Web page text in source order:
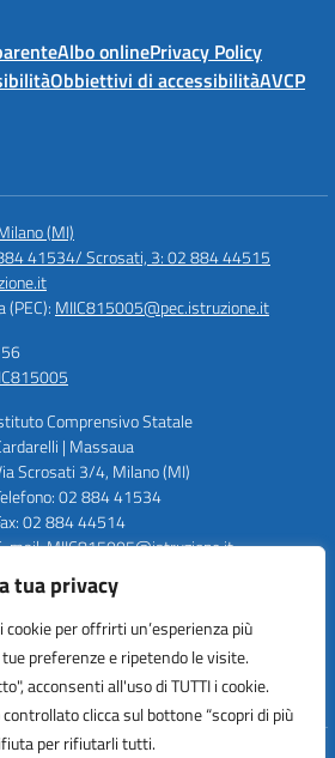
tua privacy
per offrirti un’esperienza più
preferenze e ripetendo le visite.
acconsenti all'uso di TUTTI i cookie.
clicca sul bottone “scopri di più
per rifiutarli tutti.
Albo onlinePrivacy Policy
Obbiettivi di accessibilitàAVCP
(MI)
41534/ Scrosati, 3: 02 884 44515
MIIC815005@pec.istruzione.it
Comprensivo Statale
| Massaua
Scrosati 3/4, Milano (MI)
02 884 41534
02 884 44514
mail: MIIC815005@istruzione.it
MIIC815005@pec.istruzione.it
MIIC815005
UFZWMT